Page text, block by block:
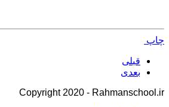
چاپ
قبلی
بعدی
Copyright 2020 - Rahmanschool.ir